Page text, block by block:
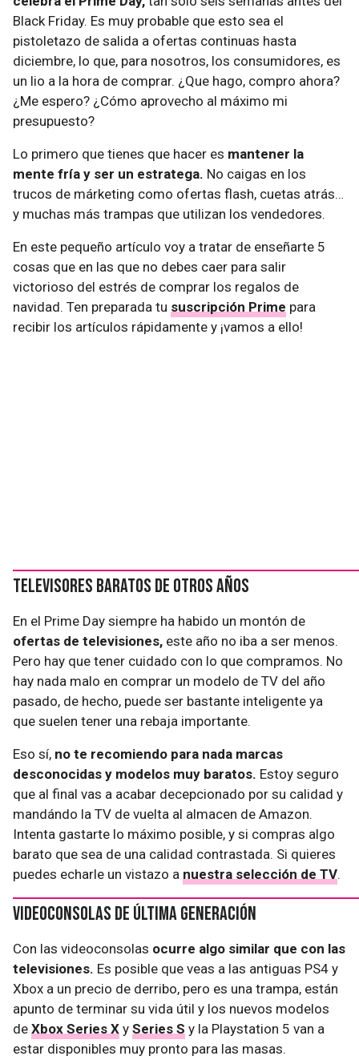
Black Friday. Es muy probable que esto sea el
pistoletazo de salida a ofertas continuas hasta
diciembre, lo que, para nosotros, los consumidores, es
un lio a la hora de comprar. ¿Que hago, compro ahora?
¿Me espero? ¿Cómo aprovecho al máximo mi
presupuesto?
Lo primero que tienes que hacer es mantener la
mente fría y ser un estratega. No caigas en los
trucos de márketing como ofertas flash, cuetas atrás…
y muchas más trampas que utilizan los vendedores.
En este pequeño artículo voy a tratar de enseñarte 5
cosas que en las que no debes caer para salir
victorioso del estrés de comprar los regalos de
navidad. Ten preparada tu suscripción Prime para
recibir los artículos rápidamente y ¡vamos a ello!
Televisores baratos de otros años
En el Prime Day siempre ha habido un montón de
ofertas de televisiones, este año no iba a ser menos.
Pero hay que tener cuidado con lo que compramos. No
hay nada malo en comprar un modelo de TV del año
pasado, de hecho, puede ser bastante inteligente ya
que suelen tener una rebaja importante.
Eso sí, no te recomiendo para nada marcas
desconocidas y modelos muy baratos. Estoy seguro
que al final vas a acabar decepcionado por su calidad y
mandándo la TV de vuelta al almacen de Amazon.
Intenta gastarte lo máximo posible, y si compras algo
barato que sea de una calidad contrastada. Si quieres
puedes echarle un vistazo a nuestra selección de TV.
Videoconsolas de última generación
Con las videoconsolas ocurre algo similar que con las
televisiones. Es posible que veas a las antiguas PS4 y
Xbox a un precio de derribo, pero es una trampa, están
apunto de terminar su vida útil y los nuevos modelos
de Xbox Series X y Series S y la Playstation 5 van a
estar disponibles muy pronto para las masas.